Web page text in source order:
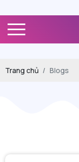
Trang chủ Blogs